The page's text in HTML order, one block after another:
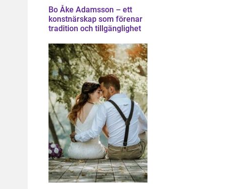
Bo Åke Adamsson – ett
konstnärskap som förenar
tradition och tillgänglighet